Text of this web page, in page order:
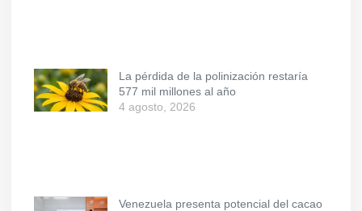
La pérdida de la polinización restaría
577 mil millones al año
4 agosto, 2026
Venezuela presenta potencial del cacao